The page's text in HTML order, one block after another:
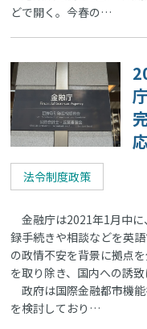
どで開く。今春の…
法令制度政策
金融庁は2021年1月中に
録手続きや相談などを英
の政情不安を背景に拠点
を取り除き、国内への誘致
政府は国際金融都市機
を検討しており…